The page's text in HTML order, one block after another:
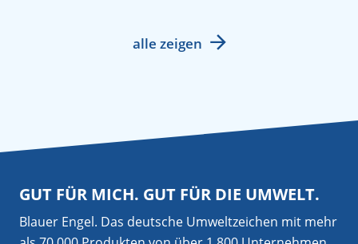
alle zeigen
GUT FÜR MICH. GUT FÜR DIE UMWELT.
Blauer Engel. Das deutsche Umweltzeichen mit mehr